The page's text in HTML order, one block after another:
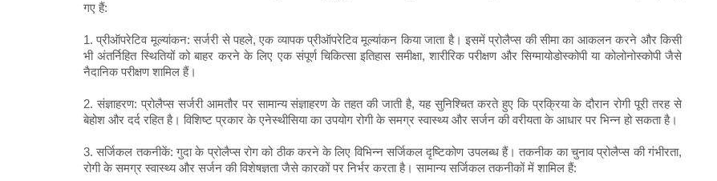
गए हैं:
1. प्रीऑपरेटिव मूल्यांकन: सर्जरी से पहले, एक व्यापक प्रीऑपरेटिव मूल्यांकन किया जाता है। इसमें प्रोलैप्स की सीमा का आकलन करने और किसी
भी अंतर्निहित स्थितियों को बाहर करने के लिए एक संपूर्ण चिकित्सा इतिहास समीक्षा, शारीरिक परीक्षण और सिग्मायोडोस्कोपी या कोलोनोस्कोपी जैसे
नैदानिक ​​परीक्षण शामिल हैं।
2. संज्ञाहरण: प्रोलैप्स सर्जरी आमतौर पर सामान्य संज्ञाहरण के तहत की जाती है, यह सुनिश्चित करते हुए कि प्रक्रिया के दौरान रोगी पूरी तरह से
बेहोश और दर्द रहित है। विशिष्ट प्रकार के एनेस्थीसिया का उपयोग रोगी के समग्र स्वास्थ्य और सर्जन की वरीयता के आधार पर भिन्न हो सकता है।
3. सर्जिकल तकनीकें: गुदा के प्रोलैप्स रोग को ठीक करने के लिए विभिन्न सर्जिकल दृष्टिकोण उपलब्ध हैं। तकनीक का चुनाव प्रोलैप्स की गंभीरता,
रोगी के समग्र स्वास्थ्य और सर्जन की विशेषज्ञता जैसे कारकों पर निर्भर करता है। सामान्य सर्जिकल तकनीकों में शामिल हैं: